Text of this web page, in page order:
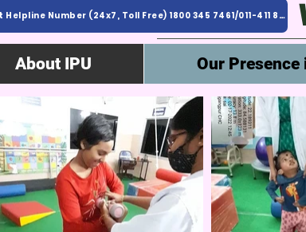
District Helpline Number (24x7, Toll Free) 1800 345 7461/011-411 82 138
About IPU Our Presence